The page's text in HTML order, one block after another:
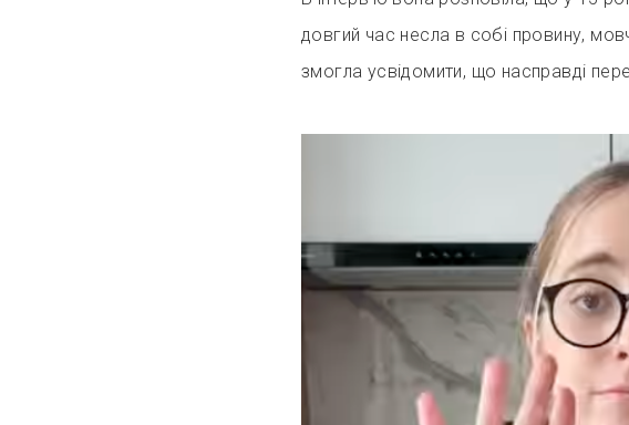
довгий час несла в собі провину,
змогла усвідомити, що насправді